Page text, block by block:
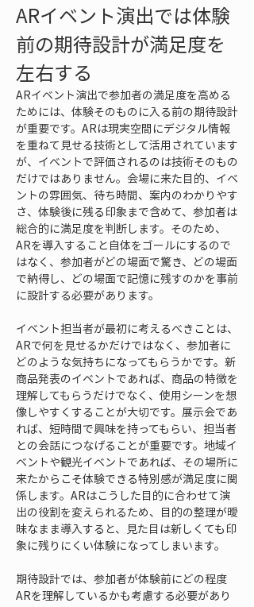
ARイベント演出では体験
前の期待設計が満足度を
左右する
ARイベント演出で参加者の満足度を高める
ためには、体験そのものに入る前の期待設計
が重要です。ARは現実空間にデジタル情報
を重ねて見せる技術として活用されています
が、イベントで評価されるのは技術そのもの
だけではありません。会場に来た目的、イベ
ントの雰囲気、待ち時間、案内のわかりやす
さ、体験後に残る印象まで含めて、参加者は
総合的に満足度を判断します。そのため、
ARを導入すること自体をゴールにするので
はなく、参加者がどの場面で驚き、どの場面
で納得し、どの場面で記憶に残すのかを事前
に設計する必要があります。
イベント担当者が最初に考えるべきことは、
ARで何を見せるかだけではなく、参加者に
どのような気持ちになってもらうかです。新
商品発表のイベントであれば、商品の特徴を
理解してもらうだけでなく、使用シーンを想
像しやすくすることが大切です。展示会であ
れば、短時間で興味を持ってもらい、担当者
との会話につなげることが重要です。地域イ
ベントや観光イベントであれば、その場所に
来たからこそ体験できる特別感が満足度に関
係します。ARはこうした目的に合わせて演
出の役割を変えられるため、目的の整理が曖
昧なまま導入すると、見た目は新しくても印
象に残りにくい体験になってしまいます。
期待設計では、参加者が体験前にどの程度
ARを理解しているかも考慮する必要があり